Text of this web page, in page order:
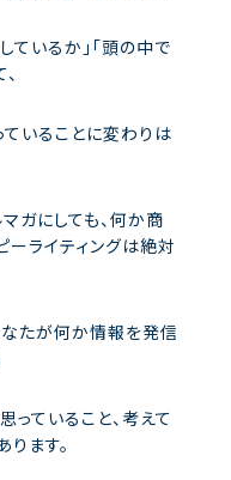
いるか」「頭の中で
いることに変わりは
ガにしても、何か商
ーライティングは絶対
なたが何か情報を発信
っていること、考えて
ます。